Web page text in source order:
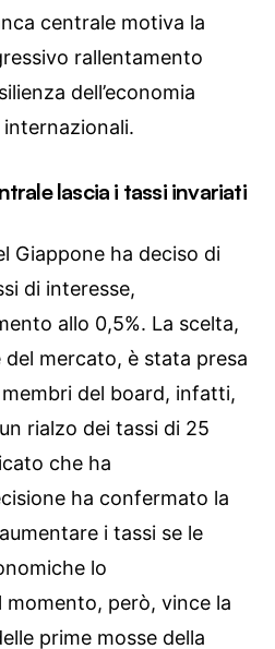
centrale motiva la
rallentamento
dell’economia
lascia i tassi invariati
Giappone ha deciso di
di interesse,
allo 0,5%. La scelta,
mercato, è stata presa
del board, infatti,
rialzo dei tassi di 25
che ha
ha confermato la
i tassi se le
lo
momento, però, vince la
prime mosse della